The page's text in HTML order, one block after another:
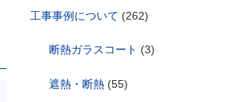
工事事例について (262)
断熱ガラスコート (3)
遮熱・断熱 (55)